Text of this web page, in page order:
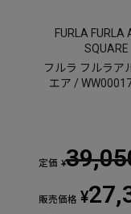
FURLA FURLA
SQUARE
フルラ フルラア
エア /
定価 ¥
販売価格 ¥